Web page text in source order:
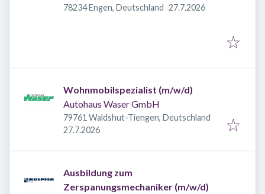
78234 Engen, Deutschland Veröffentlicht
27.7.2026
Wohnmobilspezialist (m/w/d)
Autohaus Waser GmbH
79761 Waldshut-Tiengen, Deutschland
Veröffentlicht
27.7.2026
Ausbildung zum
Zerspanungsmechaniker (m/w/d)